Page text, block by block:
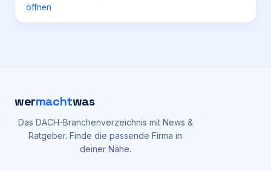
öffnen
wermachtwas
Das DACH-Branchenverzeichnis mit News &
Ratgeber. Finde die passende Firma in
deiner Nähe.